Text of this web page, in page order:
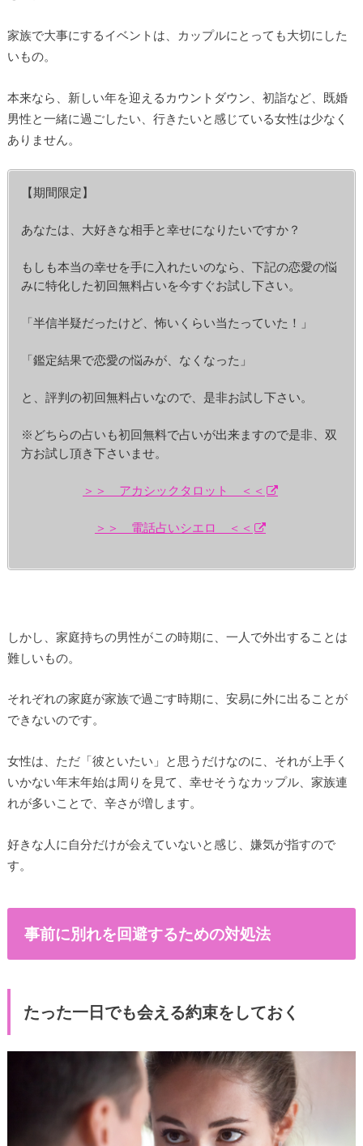
家族で大事にするイベントは、カップルにとっても大切にした
いもの。
本来なら、新しい年を迎えるカウントダウン、初詣など、既婚
男性と一緒に過ごしたい、行きたいと感じている女性は少なく
ありません。
【期間限定】
あなたは、大好きな相手と幸せになりたいですか？
もしも本当の幸せを手に入れたいのなら、下記の恋愛の悩
みに特化した初回無料占いを今すぐお試し下さい。
「半信半疑だったけど、怖いくらい当たっていた！」
「鑑定結果で恋愛の悩みが、なくなった」
と、評判の初回無料占いなので、是非お試し下さい。
※どちらの占いも初回無料で占いが出来ますので是非、双
方お試し頂き下さいませ。
＞＞ アカシックタロット ＜＜
＞＞ 電話占いシエロ ＜＜
しかし、家庭持ちの男性がこの時期に、一人で外出することは
難しいもの。
それぞれの家庭が家族で過ごす時期に、安易に外に出ることが
できないのです。
女性は、ただ「彼といたい」と思うだけなのに、それが上手く
いかない年末年始は周りを見て、幸せそうなカップル、家族連
れが多いことで、辛さが増します。
好きな人に自分だけが会えていないと感じ、嫌気が指すので
す。
事前に別れを回避するための対処法
たった一日でも会える約束をしておく